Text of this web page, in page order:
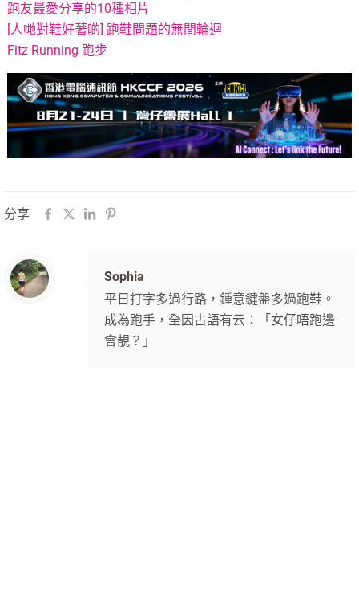
跑友最愛分享的10種相片
[人哋對鞋好著啲] 跑鞋問題的無間輪迴
Fitz Running 跑步
分享
Sophia
平日打字多過行路，鍾意鍵盤多過跑鞋。
成為跑手，全因古語有云：「女仔唔跑邊
會靚？」